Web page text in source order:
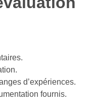
d’expériences.
fournis.